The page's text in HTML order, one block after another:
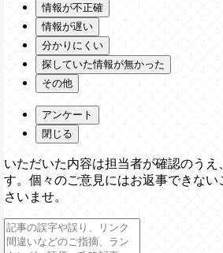
情報が不正確
情報が遅い
分かりにくい
探していた情報が無かった
その他
アンケート
閉じる
いただいた内容は担当者が確認のうえ
す。個々のご意見にはお返事できな
さいませ。